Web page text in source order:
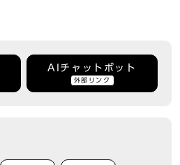
AIチャットボット
外部リンク